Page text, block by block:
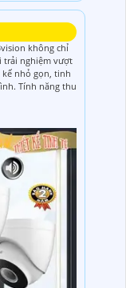
không chỉ
trải nghiệm vượt
nhỏ gọn, tinh
Tính năng thu